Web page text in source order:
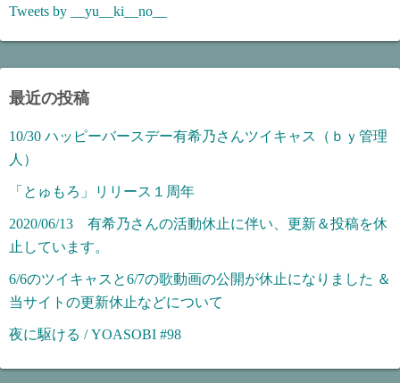
Tweets by __yu__ki__no__
最近の投稿
10/30 ハッピーバースデー有希乃さんツイキャス（ｂｙ管理
人）
「とゅもろ」リリース１周年
2020/06/13 有希乃さんの活動休止に伴い、更新＆投稿を休
止しています。
6/6のツイキャスと6/7の歌動画の公開が休止になりました ＆
当サイトの更新休止などについて
夜に駆ける / YOASOBI #98